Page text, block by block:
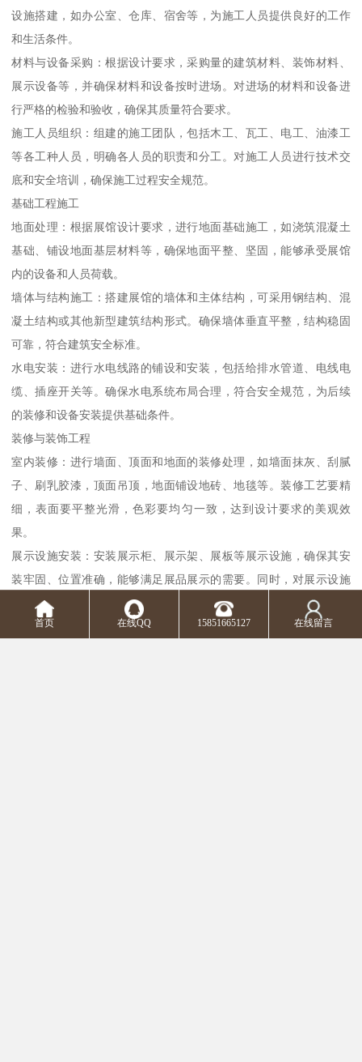
设施搭建，如办公室、仓库、宿舍等，为施工人员提供良好的工作
和生活条件。
材料与设备采购：根据设计要求，采购量的建筑材料、装饰材料、
展示设备等，并确保材料和设备按时进场。对进场的材料和设备进
行严格的检验和验收，确保其质量符合要求。
施工人员组织：组建的施工团队，包括木工、瓦工、电工、油漆工
等各工种人员，明确各人员的职责和分工。对施工人员进行技术交
底和安全培训，确保施工过程安全规范。
基础工程施工
地面处理：根据展馆设计要求，进行地面基础施工，如浇筑混凝土
基础、铺设地面基层材料等，确保地面平整、坚固，能够承受展馆
内的设备和人员荷载。
墙体与结构施工：搭建展馆的墙体和主体结构，可采用钢结构、混
凝土结构或其他新型建筑结构形式。确保墙体垂直平整，结构稳固
可靠，符合建筑安全标准。
水电安装：进行水电线路的铺设和安装，包括给排水管道、电线电
缆、插座开关等。确保水电系统布局合理，符合安全规范，为后续
的装修和设备安装提供基础条件。
装修与装饰工程
室内装修：进行墙面、顶面和地面的装修处理，如墙面抹灰、刮腻
子、刷乳胶漆，顶面吊顶，地面铺设地砖、地毯等。装修工艺要精
细，表面要平整光滑，色彩要均匀一致，达到设计要求的美观效
果。
展示设施安装：安装展示柜、展示架、展板等展示设施，确保其安
装牢固、位置准确，能够满足展品展示的需要。同时，对展示设施
进行表面处理和装饰，使其与展馆整体风格相协调。
灯光与多媒体安装：根据展示设计要求，安装灯光设备和多媒体设
首页 在线QQ 15851665127 在线留言